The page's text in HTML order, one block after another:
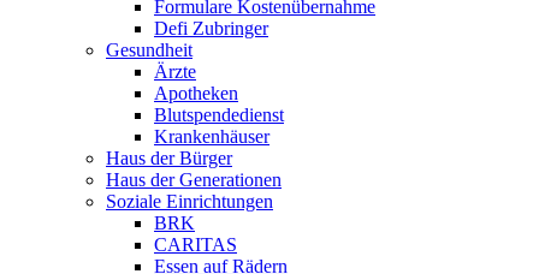
Formulare Kostenübernahme
Defi Zubringer
Gesundheit
Ärzte
Apotheken
Blutspendedienst
Krankenhäuser
Haus der Bürger
Haus der Generationen
Soziale Einrichtungen
BRK
CARITAS
Essen auf Rädern